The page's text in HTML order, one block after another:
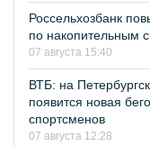
Россельхозбанк
по накопительным
07 августа 15:40
ВТБ: на
появится новая
спортсменов
07 августа 12:28